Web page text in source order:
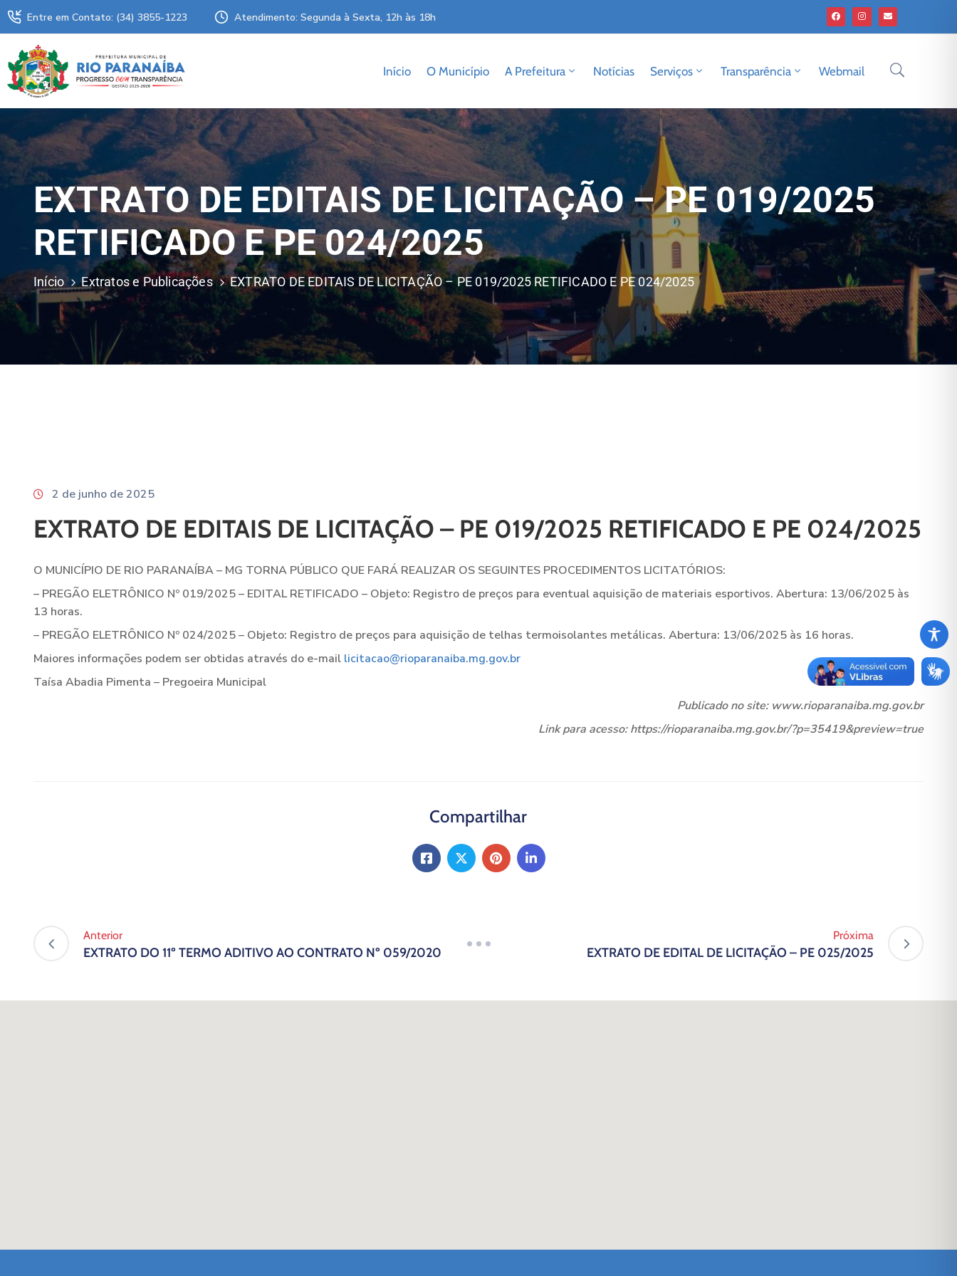
Entre em Contato: (34) 3855-1223 Atendimento: Segunda à Sexta, 12h às 18h
Início O Município A Prefeitura Notícias Serviços Transparência Webmail
EXTRATO DE EDITAIS DE LICITAÇÃO – PE 019/2025
RETIFICADO E PE 024/2025
Início Extratos e Publicações EXTRATO DE EDITAIS DE LICITAÇÃO – PE 019/2025 RETIFICADO E PE 024/2025
2 de junho de 2025
EXTRATO DE EDITAIS DE LICITAÇÃO – PE 019/2025 RETIFICADO E PE 024/2025
O MUNICÍPIO DE RIO PARANAÍBA – MG TORNA PÚBLICO QUE FARÁ REALIZAR OS SEGUINTES PROCEDIMENTOS LICITATÓRIOS:
– PREGÃO ELETRÔNICO Nº 019/2025 – EDITAL RETIFICADO – Objeto: Registro de preços para eventual aquisição de materiais esportivos. Abertura: 13/06/2025 às
13 horas.
– PREGÃO ELETRÔNICO Nº 024/2025 – Objeto: Registro de preços para aquisição de telhas termoisolantes metálicas. Abertura: 13/06/2025 às 16 horas.
Maiores informações podem ser obtidas através do e-mail licitacao@rioparanaiba.mg.gov.br
Taísa Abadia Pimenta – Pregoeira Municipal
Publicado no site: www.rioparanaiba.mg.gov.br
Link para acesso: https://rioparanaiba.mg.gov.br/?p=35419&preview=true
Compartilhar
Anterior
EXTRATO DO 11º TERMO ADITIVO AO CONTRATO Nº 059/2020
Próxima
EXTRATO DE EDITAL DE LICITAÇÃO – PE 025/2025